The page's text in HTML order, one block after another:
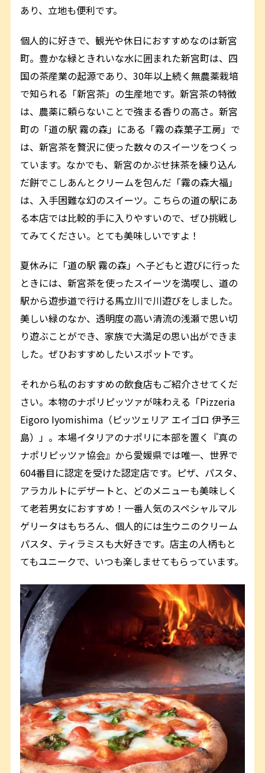
あり、立地も便利です。
個人的に好きで、観光や休日におすすめなのは新宮
町。豊かな緑ときれいな水に囲まれた新宮町は、四
国の茶産業の起源であり、30年以上続く無農薬栽培
で知られる「新宮茶」の生産地です。新宮茶の特徴
は、農薬に頼らないことで強まる香りの高さ。新宮
町の「道の駅 霧の森」にある「霧の森菓子工房」で
は、新宮茶を贅沢に使った数々のスイーツをつくっ
ています。なかでも、新宮のかぶせ抹茶を練り込ん
だ餅でこしあんとクリームを包んだ「霧の森大福」
は、入手困難な幻のスイーツ。こちらの道の駅にあ
る本店では比較的手に入りやすいので、ぜひ挑戦し
てみてください。とても美味しいですよ！
夏休みに「道の駅 霧の森」へ子どもと遊びに行った
ときには、新宮茶を使ったスイーツを満喫し、道の
駅から遊歩道で行ける馬立川で川遊びをしました。
美しい緑のなか、透明度の高い清流の浅瀬で思い切
り遊ぶことができ、家族で大満足の思い出ができま
した。ぜひおすすめしたいスポットです。
それから私のおすすめの飲食店もご紹介させてくだ
さい。本物のナポリピッツァが味わえる「Pizzeria
Eigoro Iyomishima（ピッツェリア エイゴロ 伊予三
島）」。本場イタリアのナポリに本部を置く『真の
ナポリピッツァ協会』から愛媛県では唯一、世界で
604番目に認定を受けた認定店です。ピザ、パスタ、
アラカルトにデザートと、どのメニューも美味しく
て老若男女におすすめ！一番人気のスペシャルマル
ゲリータはもちろん、個人的には生ウニのクリーム
パスタ、ティラミスも大好きです。店主の人柄もと
てもユニークで、いつも楽しませてもらっています。